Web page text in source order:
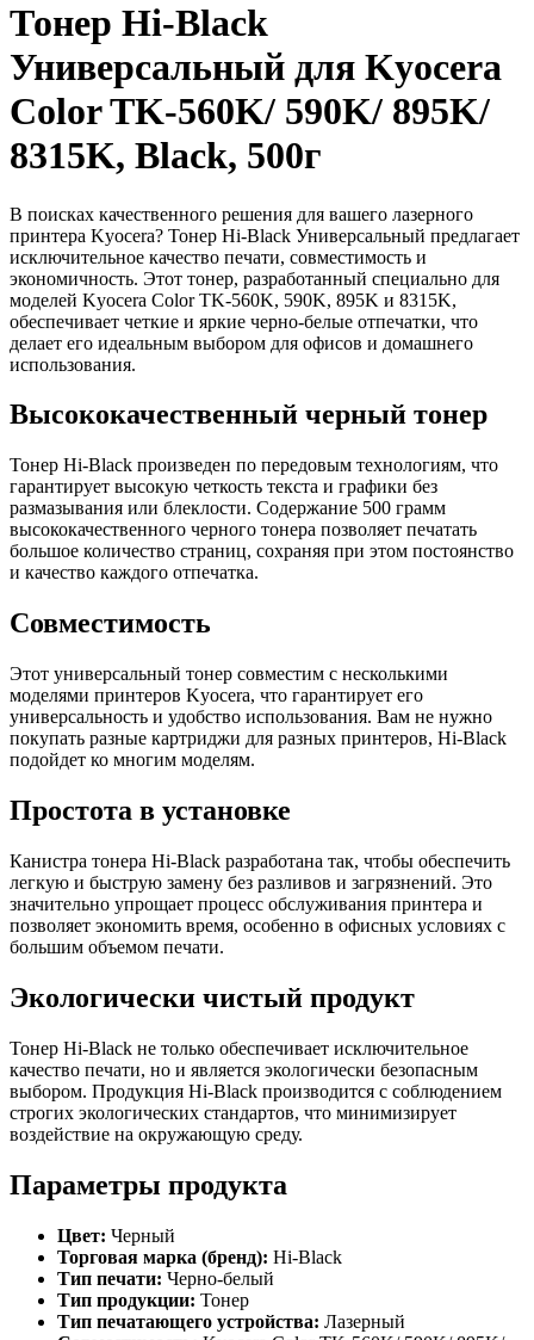
Тонер Hi-Black
Универсальный для Kyocera
Color TK-560K/ 590K/ 895K/
8315K, Black, 500г
В поисках качественного решения для вашего лазерного
принтера Kyocera? Тонер Hi-Black Универсальный предлагает
исключительное качество печати, совместимость и
экономичность. Этот тонер, разработанный специально для
моделей Kyocera Color TK-560K, 590K, 895K и 8315K,
обеспечивает четкие и яркие черно-белые отпечатки, что
делает его идеальным выбором для офисов и домашнего
использования.
Высококачественный черный тонер
Тонер Hi-Black произведен по передовым технологиям, что
гарантирует высокую четкость текста и графики без
размазывания или блеклости. Содержание 500 грамм
высококачественного черного тонера позволяет печатать
большое количество страниц, сохраняя при этом постоянство
и качество каждого отпечатка.
Совместимость
Этот универсальный тонер совместим с несколькими
моделями принтеров Kyocera, что гарантирует его
универсальность и удобство использования. Вам не нужно
покупать разные картриджи для разных принтеров, Hi-Black
подойдет ко многим моделям.
Простота в установке
Канистра тонера Hi-Black разработана так, чтобы обеспечить
легкую и быструю замену без разливов и загрязнений. Это
значительно упрощает процесс обслуживания принтера и
позволяет экономить время, особенно в офисных условиях с
большим объемом печати.
Экологически чистый продукт
Тонер Hi-Black не только обеспечивает исключительное
качество печати, но и является экологически безопасным
выбором. Продукция Hi-Black производится с соблюдением
строгих экологических стандартов, что минимизирует
воздействие на окружающую среду.
Параметры продукта
Цвет: Черный
Торговая марка (бренд): Hi-Black
Тип печати: Черно-белый
Тип продукции: Тонер
Тип печатающего устройства: Лазерный